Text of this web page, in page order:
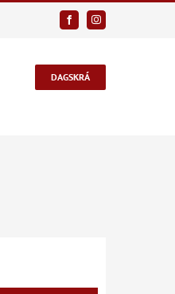
FacebookInstagram
DAGSKRÁ